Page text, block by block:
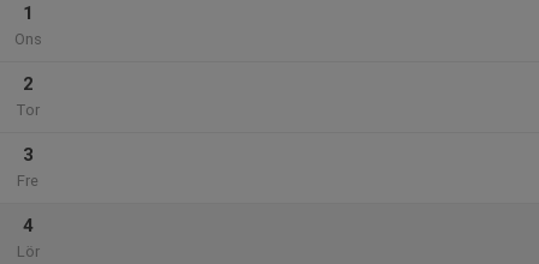
1
Ons
2
Tor
3
Fre
4
Lör